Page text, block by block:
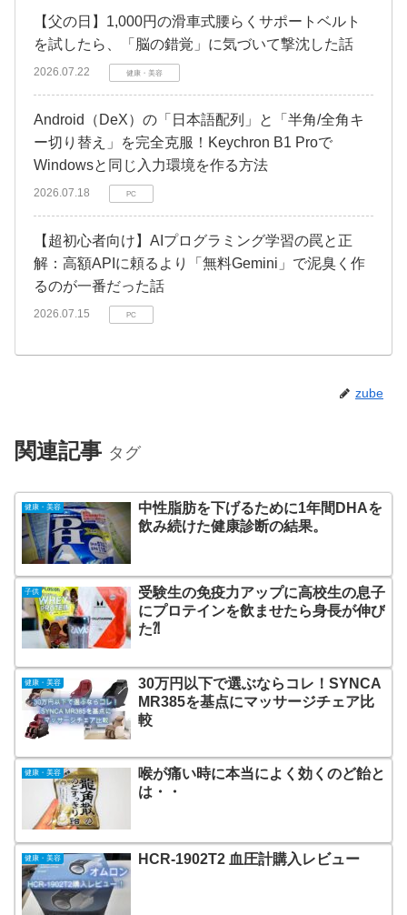
​【父の日】1,000円の滑車式腰らくサポートベルト
を試したら、「脳の錯覚」に気づいて撃沈した話
2026.07.22 健康・美容
Android（DeX）の「日本語配列」と「半角/全角キ
ー切り替え」を完全克服！Keychron B1 Proで
Windowsと同じ入力環境を作る方法
2026.07.18 PC
【超初心者向け】AIプログラミング学習の罠と正
解：高額APIに頼るより「無料Gemini」で泥臭く作
るのが一番だった話
2026.07.15 PC
zube
関連記事 タグ
健康・美容
中性脂肪を下げるために1年間DHAを
飲み続けた健康診断の結果。
子供
受験生の免疫力アップに高校生の息子
にプロテインを飲ませたら身長が伸び
た⁈
健康・美容
30万円以下で選ぶならコレ！SYNCA
MR385を基点にマッサージチェア比
較
健康・美容
喉が痛い時に本当によく効くのど飴と
は・・
健康・美容 HCR-1902T2 血圧計購入レビュー